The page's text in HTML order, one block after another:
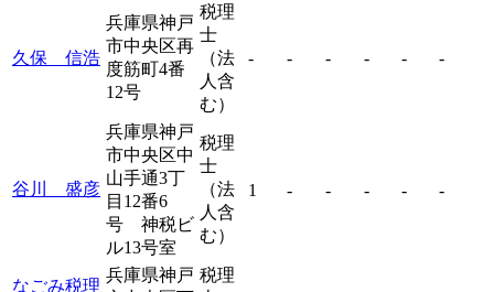
久保 信浩
兵庫県神戸
市中央区再
度筋町4番
12号
税理
士
（法
人含
む）
- - - - - -
谷川 盛彦
兵庫県神戸
市中央区中
山手通3丁
目12番6
号 神税ビ
ル13号室
税理
士
（法
人含
む）
1 - - - - -
なごみ税理
兵庫県神戸 税理